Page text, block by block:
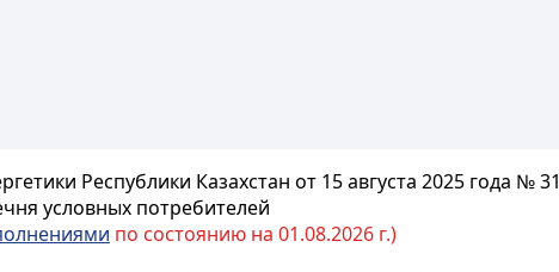
Республики Казахстан от 15 августа 2025 года №
условных потребителей
по состоянию на 01.08.2026 г.)